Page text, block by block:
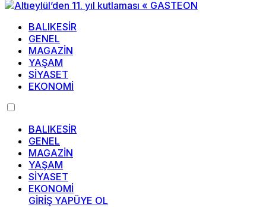
BALIKESİR
GENEL
MAGAZİN
YAŞAM
SİYASET
EKONOMİ
BALIKESİR
GENEL
MAGAZİN
YAŞAM
SİYASET
EKONOMİ
GİRİŞ YAPÜYE OL